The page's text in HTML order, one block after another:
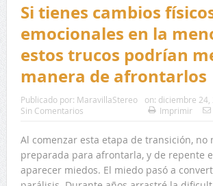
Si tienes cambios
emocionales en la
estos trucos podrían
manera de afrontarlos
Publicado por: MaravillaStereo on: diciembre 24,
Sin Comentarios
Imprimir
Al comenzar esta etapa de transición, no
preparada para afrontarla, y de repente
aparecer miedos. El miedo pasó a